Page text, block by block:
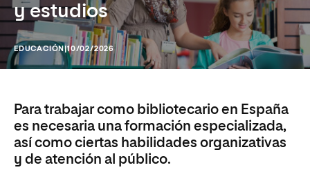
y estudios
EDUCACIÓN|10/02/2026
Para trabajar como bibliotecario en España
es necesaria una formación especializada,
así como ciertas habilidades organizativas
y de atención al público.